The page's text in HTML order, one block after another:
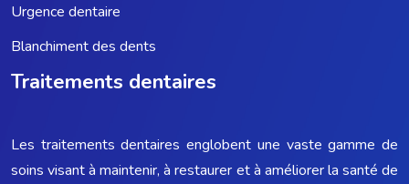
Urgence dentaire
Blanchiment des dents
Traitements dentaires
Les traitements dentaires englobent une vaste gamme de
soins visant à maintenir, à restaurer et à améliorer la santé de